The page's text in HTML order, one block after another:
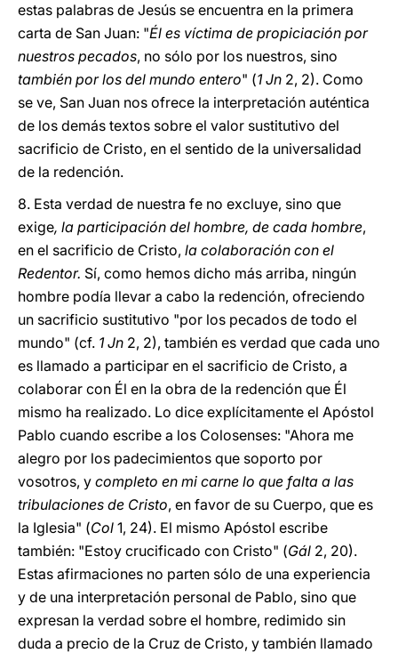
estas palabras de Jesús se encuentra en la primera
carta de San Juan: "Él es víctima de propiciación por
nuestros pecados, no sólo por los nuestros, sino
también por los del mundo entero" (1 Jn 2, 2). Como
se ve, San Juan nos ofrece la interpretación auténtica
de los demás textos sobre el valor sustitutivo del
sacrificio de Cristo, en el sentido de la universalidad
de la redención.
8. Esta verdad de nuestra fe no excluye, sino que
exige, la participación del hombre, de cada hombre,
en el sacrificio de Cristo, la colaboración con el
Redentor. Sí, como hemos dicho más arriba, ningún
hombre podía llevar a cabo la redención, ofreciendo
un sacrificio sustitutivo "por los pecados de todo el
mundo" (cf. 1 Jn 2, 2), también es verdad que cada uno
es llamado a participar en el sacrificio de Cristo, a
colaborar con Él en la obra de la redención que Él
mismo ha realizado. Lo dice explícitamente el Apóstol
Pablo cuando escribe a los Colosenses: "Ahora me
alegro por los padecimientos que soporto por
vosotros, y completo en mi carne lo que falta a las
tribulaciones de Cristo, en favor de su Cuerpo, que es
la Iglesia" (Col 1, 24). El mismo Apóstol escribe
también: "Estoy crucificado con Cristo" (Gál 2, 20).
Estas afirmaciones no parten sólo de una experiencia
y de una interpretación personal de Pablo, sino que
expresan la verdad sobre el hombre, redimido sin
duda a precio de la Cruz de Cristo, y también llamado